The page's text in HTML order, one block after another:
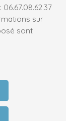
06.67.08.62.37
sur
sont